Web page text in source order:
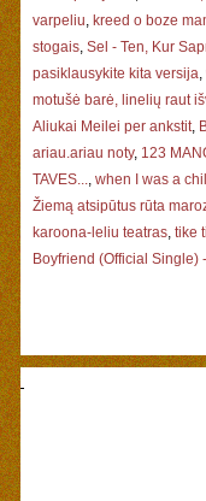
varpeliu, kreed o boze
stogais, Sel - Ten, Kur
pasiklausykite kita versija,
motušė barė, linelių raut
Aliukai Meilei per ankstit,
ariau.ariau noty, 123
TAVES..., when I was a
Žiemą atsipūtus rūta
karoona-leliu teatras, tike
Boyfriend (Official Single)